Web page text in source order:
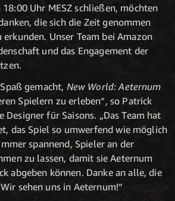
Uhr MESZ schließen, möchten
die sich die Zeit genommen
Unser Team bei Amazon
und das Engagement der
gemacht, New World: Aeternum
Spielern zu erleben“, so Patrick
Designer für Saisons. „Das Team hat
das Spiel so umwerfend wie möglich
spannend, Spieler an der
zu lassen, damit sie Aeternum
abgeben können. Danke an alle, die
sehen uns in Aeternum!“